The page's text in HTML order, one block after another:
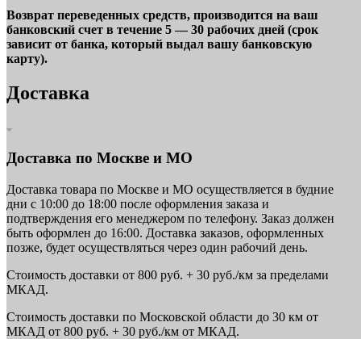
Возврат переведенных средств, производится на ваш
банковский счет в течение 5 — 30 рабочих дней (срок
зависит от банка, который выдал вашу банковскую
карту).
Доставка
Доставка по Москве и МО
Доставка товара по Москве и МО осуществляется в будние
дни с 10:00 до 18:00 после оформления заказа и
подтверждения его менеджером по телефону. Заказ должен
быть оформлен до 16:00. Доставка заказов, оформленных
позже, будет осуществляться через один рабочий день.
Стоимость доставки от 800 руб. + 30 руб./км за пределами
МКАД.
Стоимость доставки по Московской области до 30 км от
МКАД от 800 руб. + 30 руб./км от МКАД.